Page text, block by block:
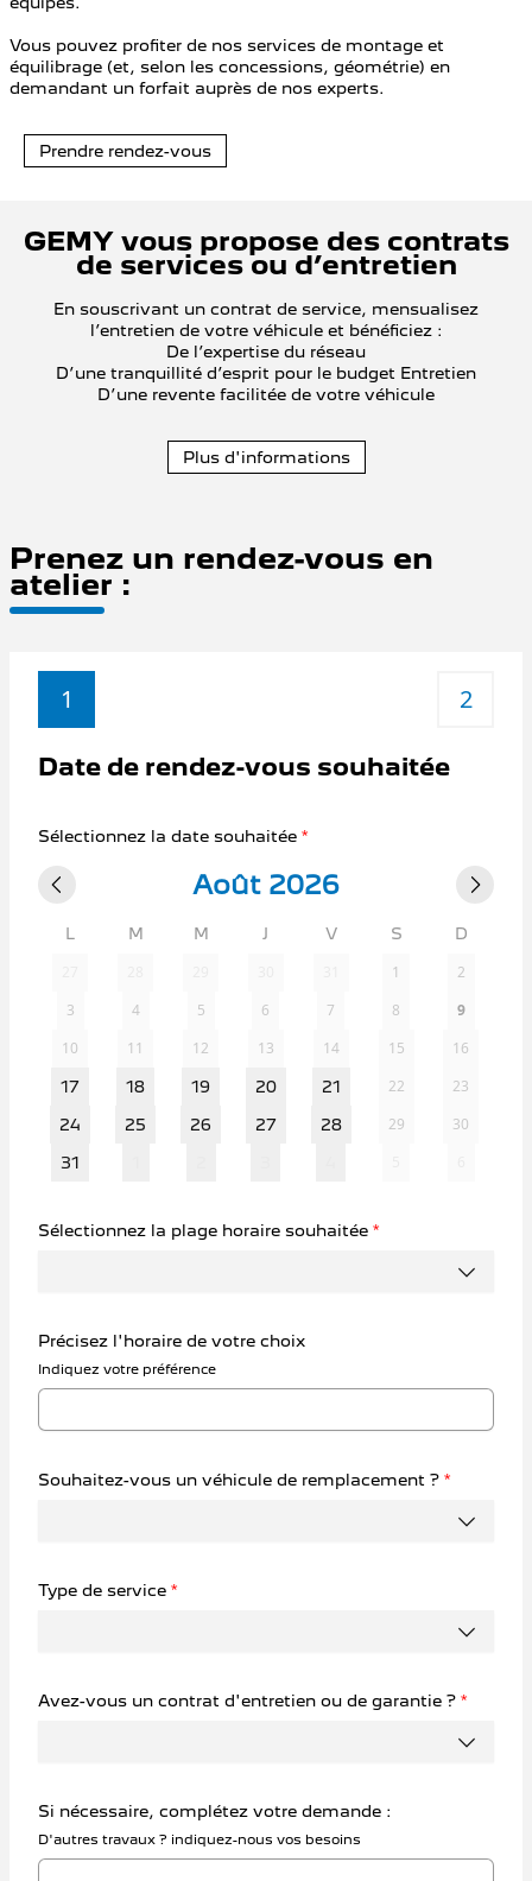
Vous pouvez profiter de nos services de montage et
équilibrage (et, selon les concessions, géométrie) en
demandant un forfait auprès de nos experts.
Prendre rendez-vous
GEMY vous propose des contrats
de services ou d’entretien
En souscrivant un contrat de service, mensualisez
l’entretien de votre véhicule et bénéficiez :
De l’expertise du réseau
D’une tranquillité d’esprit pour le budget Entretien
D’une revente facilitée de votre véhicule
Plus d'informations
Prenez un rendez-vous en
atelier :
1 2
Date de rendez-vous souhaitée
Sélectionnez la date souhaitée *
Août 2026
L M M J V S D
1
2
3
4 5 6 7 8
9
10
11 12 13 14 15 16
17 18 19 20 21 22 23
24 25 26 27 28 29 30
31
Sélectionnez la plage horaire souhaitée *
Précisez l'horaire de votre choix
Indiquez votre préférence
Souhaitez-vous un véhicule de remplacement ? *
Type de service *
Avez-vous un contrat d'entretien ou de garantie ? *
Si nécessaire, complétez votre demande :
D'autres travaux ? indiquez-nous vos besoins